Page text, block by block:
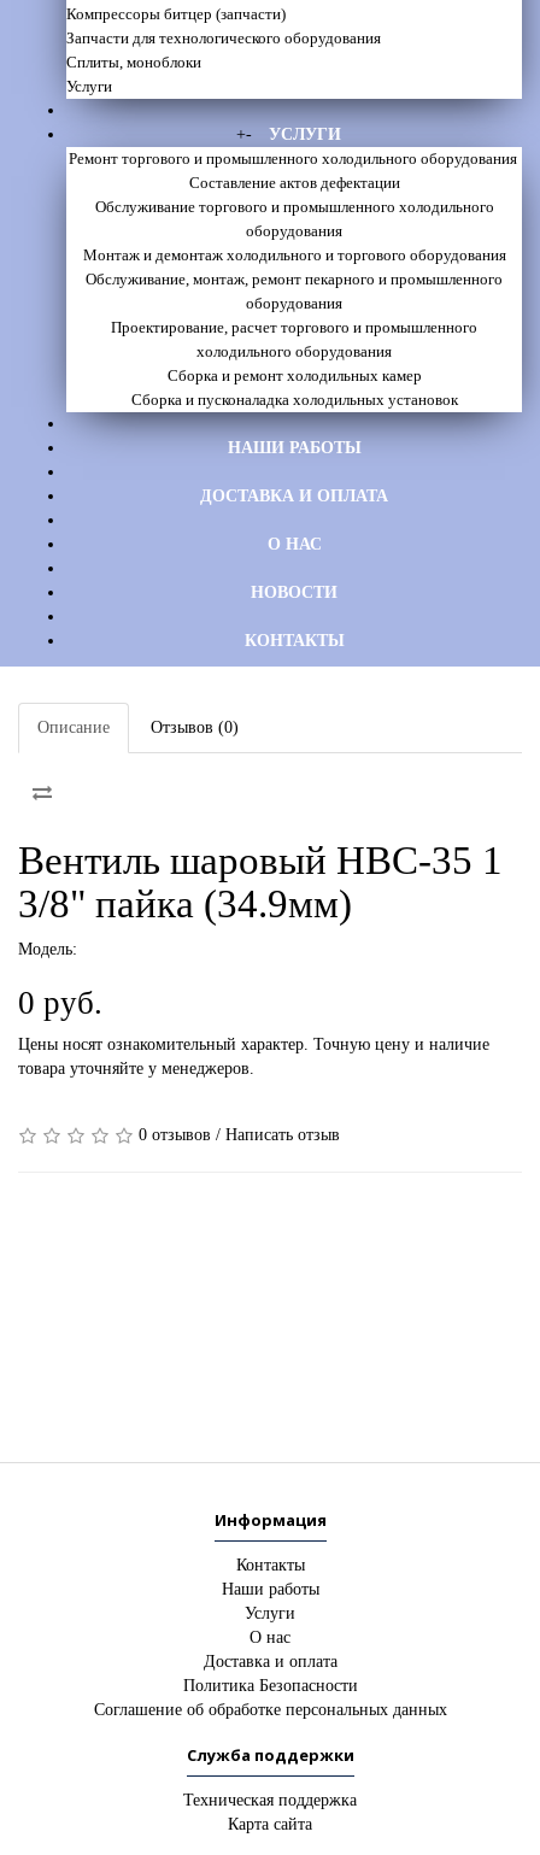
Компрессоры битцер (запчасти)
Запчасти для технологического оборудования
Сплиты, моноблоки
Услуги
+-
УСЛУГИ
Ремонт торгового и промышленного холодильного оборудования
Составление актов дефектации
Обслуживание торгового и промышленного холодильного
оборудования
Монтаж и демонтаж холодильного и торгового оборудования
Обслуживание, монтаж, ремонт пекарного и промышленного
оборудования
Проектирование, расчет торгового и промышленного
холодильного оборудования
Сборка и ремонт холодильных камер
Сборка и пусконаладка холодильных установок
НАШИ РАБОТЫ
ДОСТАВКА И ОПЛАТА
О НАС
НОВОСТИ
КОНТАКТЫ
Описание Отзывов (0)
Вентиль шаровый HBC-35 1
3/8" пайка (34.9мм)
Модель:
0 руб.
Цены носят ознакомительный характер. Точную цену и наличие
товара уточняйте у менеджеров.
0 отзывов / Написать отзыв
Информация
Контакты
Наши работы
Услуги
О нас
Доставка и оплата
Политика Безопасности
Соглашение об обработке персональных данных
Служба поддержки
Техническая поддержка
Карта сайта